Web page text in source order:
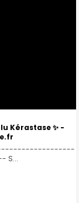
Kérastase ✨ -
? -------------------
S...